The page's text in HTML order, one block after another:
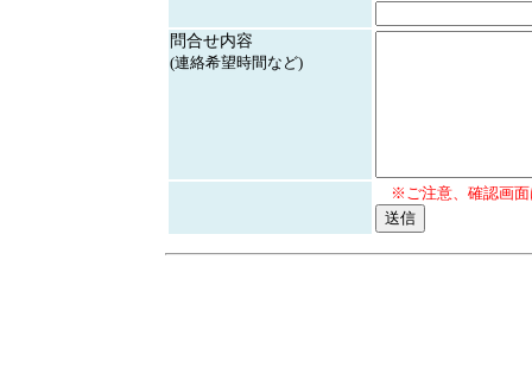
問合せ内容
(連絡希望時間など)
※ご注意、確認画面